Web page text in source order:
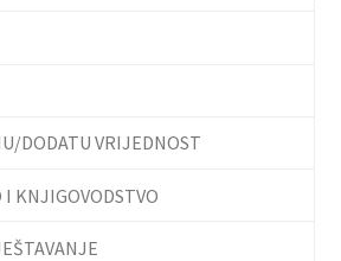
DODATU VRIJEDNOST
I KNJIGOVODSTVO